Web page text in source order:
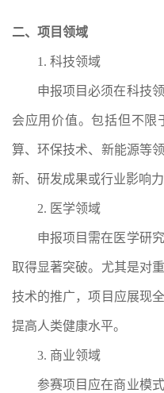
二、项目领域
1. 科技领域
申报项目必须在科技
会应用价值。包括但不限
算、环保技术、新能源等
新、研发成果或行业影响力
2. 医学领域
申报项目需在医学研
取得显著突破。尤其是对
技术的推广，项目应展现
提高人类健康水平。
3. 商业领域
参赛项目应在商业模